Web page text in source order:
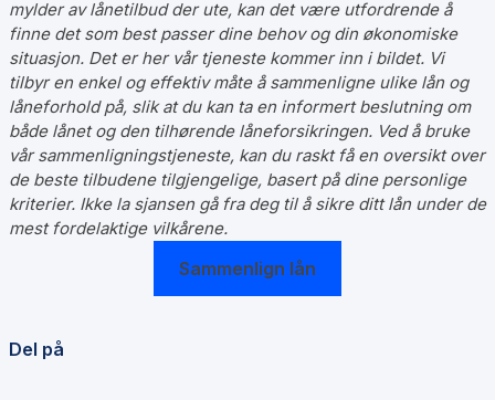
mylder av lånetilbud der ute, kan det være utfordrende å
finne det som best passer dine behov og din økonomiske
situasjon. Det er her vår tjeneste kommer inn i bildet. Vi
tilbyr en enkel og effektiv måte å sammenligne ulike lån og
låneforhold på, slik at du kan ta en informert beslutning om
både lånet og den tilhørende låneforsikringen. Ved å bruke
vår sammenligningstjeneste, kan du raskt få en oversikt over
de beste tilbudene tilgjengelige, basert på dine personlige
kriterier. Ikke la sjansen gå fra deg til å sikre ditt lån under de
mest fordelaktige vilkårene.
Sammenlign lån
Del på